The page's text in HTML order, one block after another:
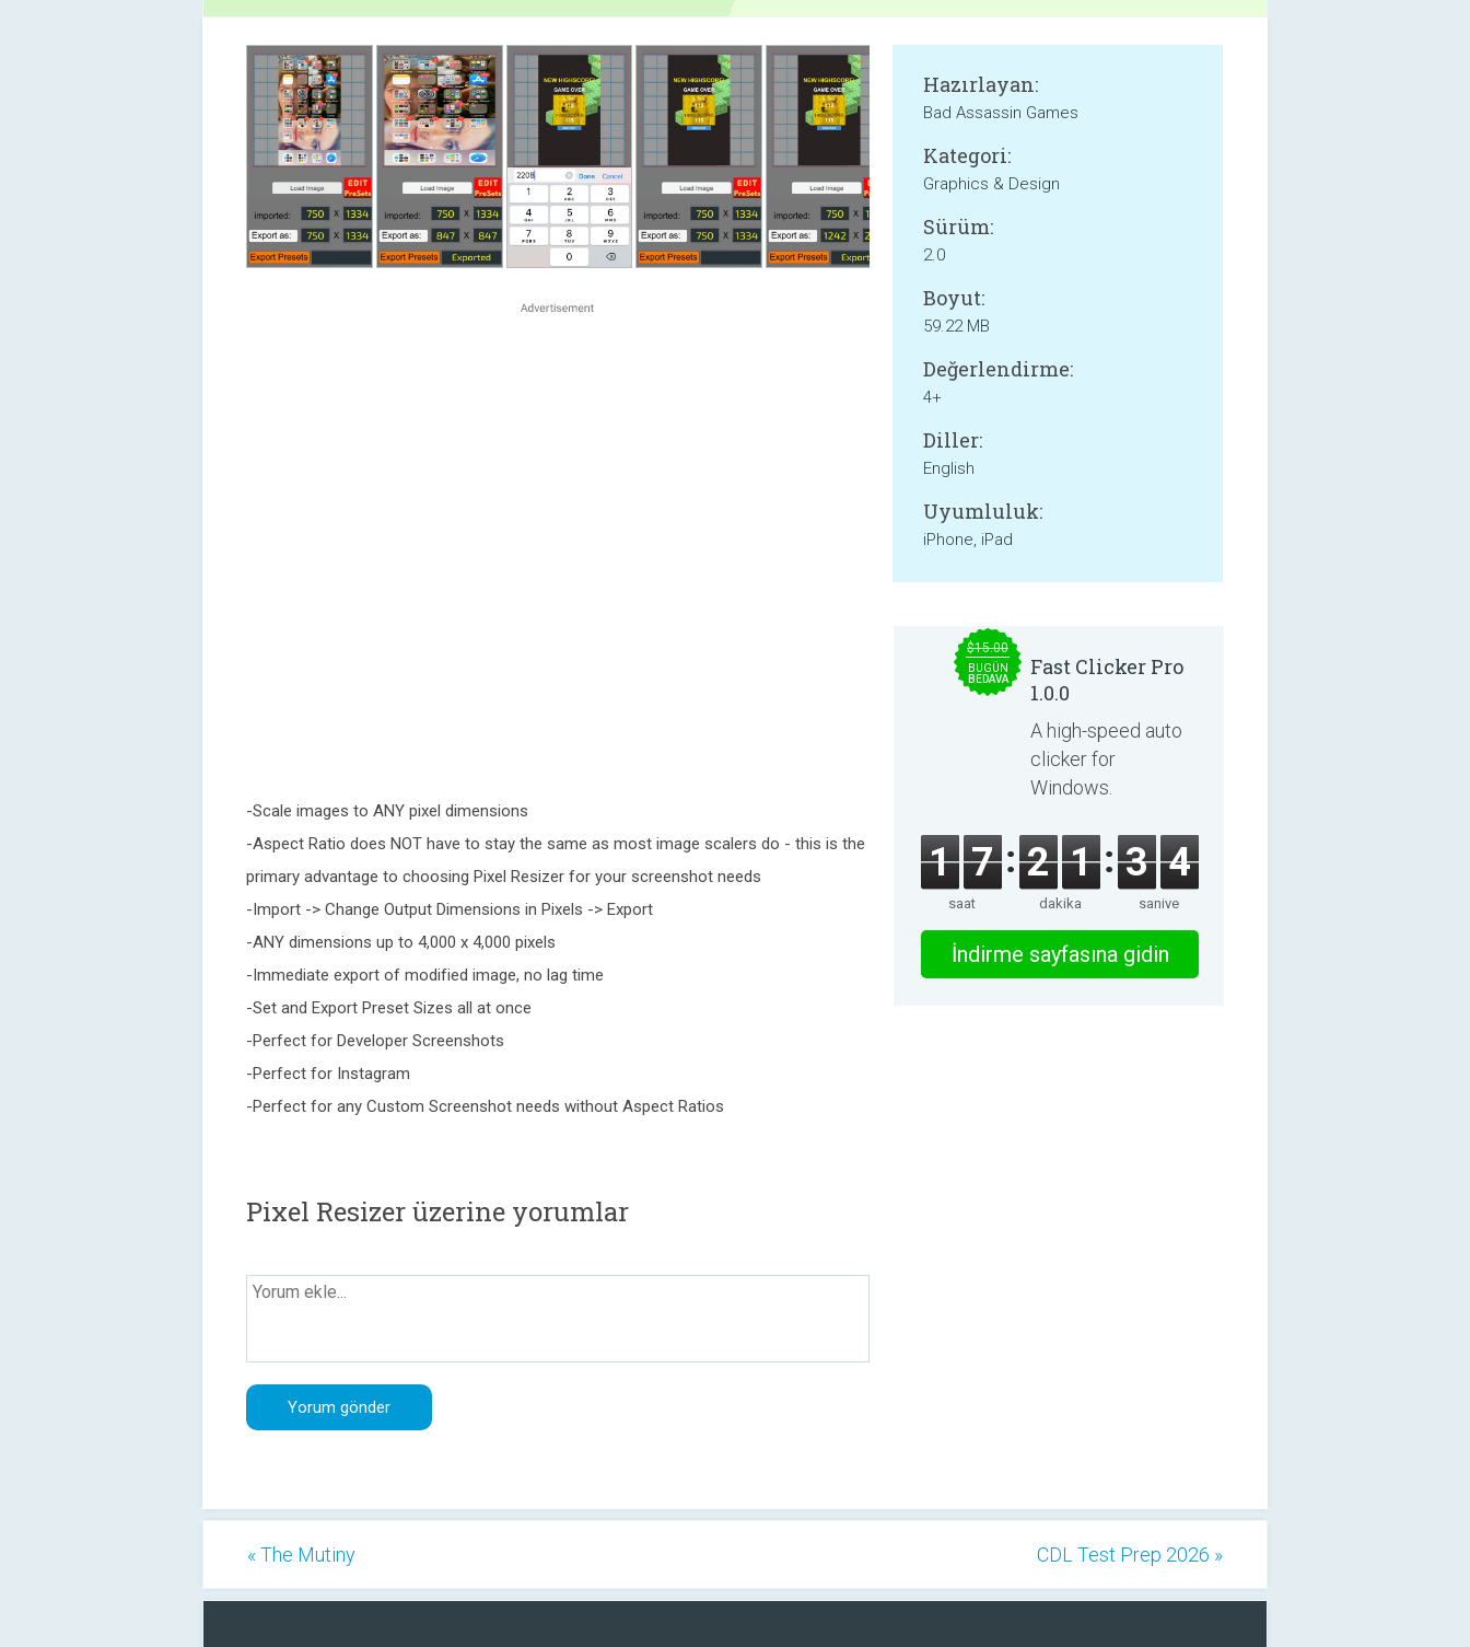
-Scale images to ANY pixel dimensions
-Aspect Ratio does NOT have to stay the same as most image scalers do - this is the
primary advantage to choosing Pixel Resizer for your screenshot needs
-Import -> Change Output Dimensions in Pixels -> Export
-ANY dimensions up to 4,000 x 4,000 pixels
-Immediate export of modified image, no lag time
-Set and Export Preset Sizes all at once
-Perfect for Developer Screenshots
-Perfect for Instagram
-Perfect for any Custom Screenshot needs without Aspect Ratios
Hazırlayan:
Bad Assassin Games
Kategori:
Graphics & Design
Sürüm:
2.0
Boyut:
59.22 MB
Değerlendirme:
4+
Diller:
English
Uyumluluk:
iPhone, iPad
Pixel Resizer üzerine yorumlar
$15.00
BUGÜN
BEDAVA
Fast Clicker Pro
1.0.0
A high-speed auto
clicker for
Windows.
1 7
saat
2 1
dakika
3 3
saniye
İndirme sayfasına gidin
« The Mutiny CDL Test Prep 2026 »